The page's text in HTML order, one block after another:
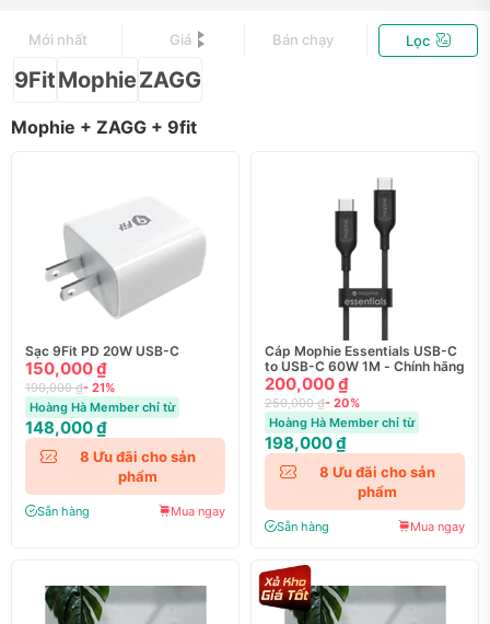
Mới nhất Giá Bán chạy Lọc
9FitMophieZAGG
Mophie + ZAGG + 9fit
Sạc 9Fit PD 20W USB-C
150,000 ₫
190,000 ₫- 21%
Hoàng Hà Member chỉ từ
148,000 ₫
8 Ưu đãi cho sản
phẩm
Sẵn hàng Mua ngay
Cáp Mophie Essentials USB-C
to USB-C 60W 1M - Chính hãng
200,000 ₫
250,000 ₫- 20%
Hoàng Hà Member chỉ từ
198,000 ₫
8 Ưu đãi cho sản
phẩm
Sẵn hàng Mua ngay